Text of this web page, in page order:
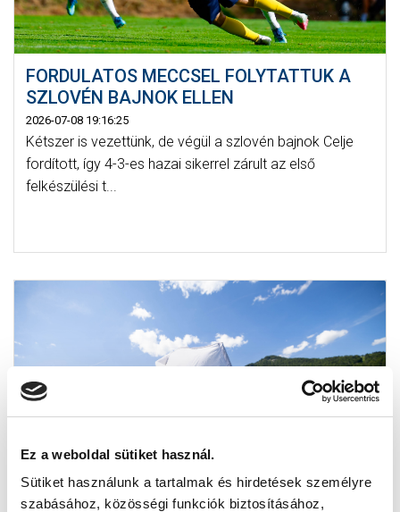
Ez a weboldal sütiket használ.
Sütiket használunk a tartalmak és hirdetések személyre
szabásához, közösségi funkciók biztosításához,
FORDULATOS MECCSEL FOLYTATTUK A
SZLOVÉN BAJNOK ELLEN
2026-07-08 19:16:25
Kétszer is vezettünk, de végül a szlovén bajnok Celje
fordított, így 4-3-es hazai sikerrel zárult az első
felkészülési t...